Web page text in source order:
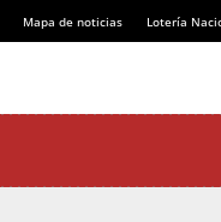
Mapa de noticias Lotería